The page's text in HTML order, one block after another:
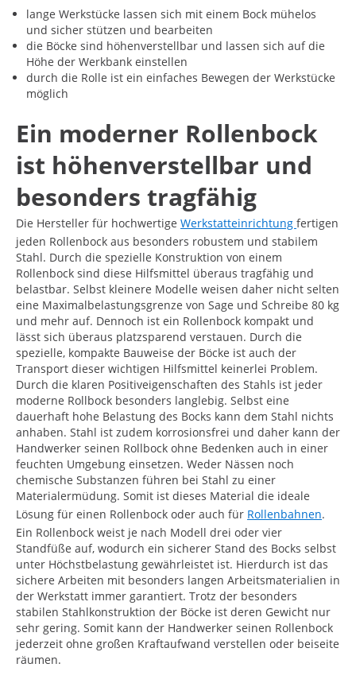
lange Werkstücke lassen sich mit einem Bock mühelos
und sicher stützen und bearbeiten
die Böcke sind höhenverstellbar und lassen sich auf die
Höhe der Werkbank einstellen
durch die Rolle ist ein einfaches Bewegen der Werkstücke
möglich
Ein moderner Rollenbock
ist höhenverstellbar und
besonders tragfähig
Die Hersteller für hochwertige Werkstatteinrichtung fertigen
jeden Rollenbock aus besonders robustem und stabilem
Stahl. Durch die spezielle Konstruktion von einem
Rollenbock sind diese Hilfsmittel überaus tragfähig und
belastbar. Selbst kleinere Modelle weisen daher nicht selten
eine Maximalbelastungsgrenze von Sage und Schreibe 80 kg
und mehr auf. Dennoch ist ein Rollenbock kompakt und
lässt sich überaus platzsparend verstauen. Durch die
spezielle, kompakte Bauweise der Böcke ist auch der
Transport dieser wichtigen Hilfsmittel keinerlei Problem.
Durch die klaren Positiveigenschaften des Stahls ist jeder
moderne Rollbock besonders langlebig. Selbst eine
dauerhaft hohe Belastung des Bocks kann dem Stahl nichts
anhaben. Stahl ist zudem korrosionsfrei und daher kann der
Handwerker seinen Rollbock ohne Bedenken auch in einer
feuchten Umgebung einsetzen. Weder Nässen noch
chemische Substanzen führen bei Stahl zu einer
Materialermüdung. Somit ist dieses Material die ideale
Lösung für einen Rollenbock oder auch für Rollenbahnen.
Ein Rollenbock weist je nach Modell drei oder vier
Standfüße auf, wodurch ein sicherer Stand des Bocks selbst
unter Höchstbelastung gewährleistet ist. Hierdurch ist das
sichere Arbeiten mit besonders langen Arbeitsmaterialien in
der Werkstatt immer garantiert. Trotz der besonders
stabilen Stahlkonstruktion der Böcke ist deren Gewicht nur
sehr gering. Somit kann der Handwerker seinen Rollenbock
jederzeit ohne großen Kraftaufwand verstellen oder beiseite
räumen.